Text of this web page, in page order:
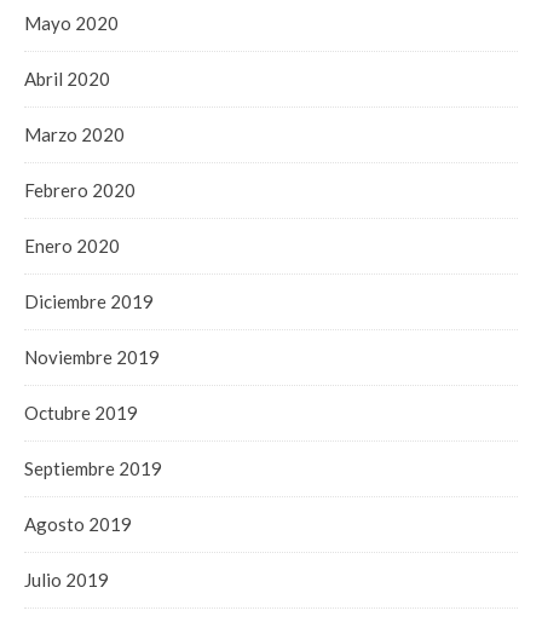
Mayo 2020
Abril 2020
Marzo 2020
Febrero 2020
Enero 2020
Diciembre 2019
Noviembre 2019
Octubre 2019
Septiembre 2019
Agosto 2019
Julio 2019